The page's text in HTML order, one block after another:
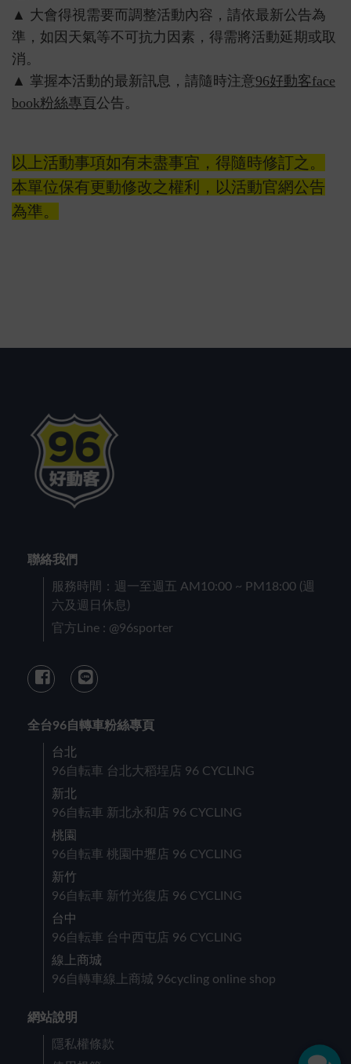
▲ 大會得視需要而調整活動內容，請依最新公告為
準，如因天氣等不可抗力因素，得需將活動延期或取
消。
▲ 掌握本活動的最新訊息，請隨時注意96好動客face
book粉絲專頁公告。
以上活動事項如有未盡事宜，得隨時修訂之。
本單位保有更動修改之權利，以活動官網公告
為準。
聯絡我們
服務時間：週一至週五 AM10:00 ~ PM18:00 (週
六及週日休息)
官方Line : @96sporter
全台96自轉車粉絲專頁
台北
96自転車 台北大稻埕店 96 CYCLING
新北
96自転車 新北永和店 96 CYCLING
桃園
96自転車 桃園中壢店 96 CYCLING
新竹
96自転車 新竹光復店 96 CYCLING
台中
96自転車 台中西屯店 96 CYCLING
線上商城
96自轉車線上商城 96cycling online shop
網站說明
隱私權條款